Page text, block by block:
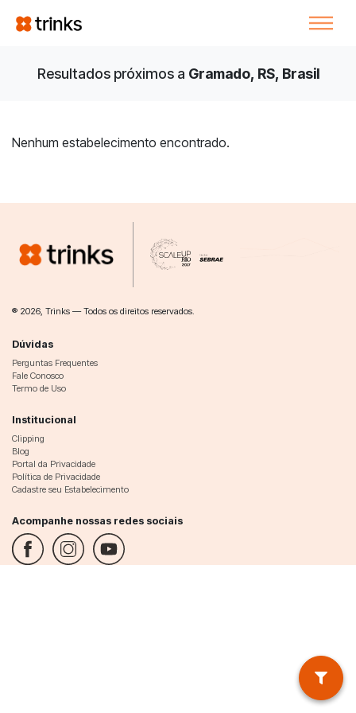
Resultados próximos a Gramado, RS, Brasil
Nenhum estabelecimento encontrado.
® 2026, Trinks — Todos os direitos reservados.
Dúvidas
Perguntas Frequentes
Fale Conosco
Termo de Uso
Institucional
Clipping
Blog
Portal da Privacidade
Política de Privacidade
Cadastre seu Estabelecimento
Acompanhe nossas redes sociais